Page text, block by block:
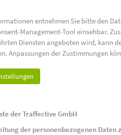
entnehmen Sie bitte den
Management-Tool einsehbar.
Diensten angeboten wird, kann
Anpassungen der Zustimmungen
der Traffective GmbH
der personenbezogenen